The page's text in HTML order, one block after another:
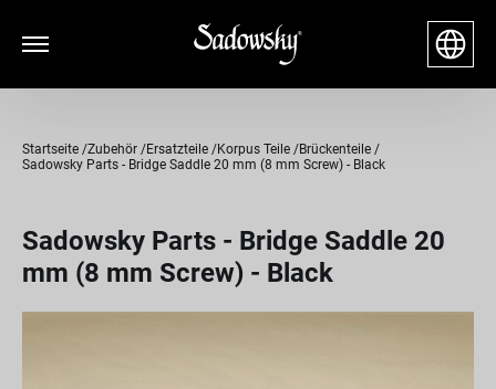
Startseite Zubehör Ersatzteile Korpus Teile
Brückenteile
Sadowsky Parts - Bridge Saddle 20 mm (8 mm Screw) - Black
Sadowsky Parts - Bridge Saddle 20
mm (8 mm Screw) - Black